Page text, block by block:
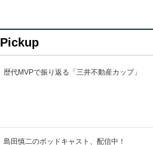
Pickup
歴代MVPで振り返る「三井不動産カップ」
島田慎二のポッドキャスト、配信中！